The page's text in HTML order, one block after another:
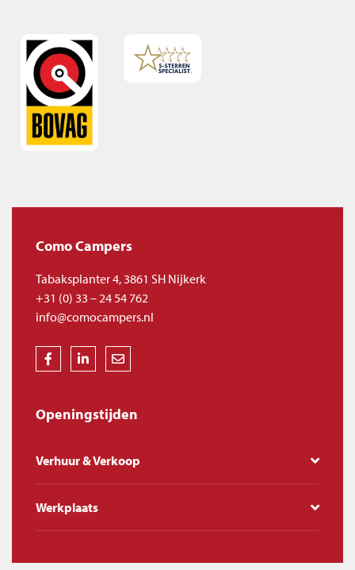
Como Campers
Tabaksplanter 4, 3861 SH Nijkerk
+31 (0) 33 – 24 54 762
info@comocampers.nl
Openingstijden
Verhuur & Verkoop
Werkplaats